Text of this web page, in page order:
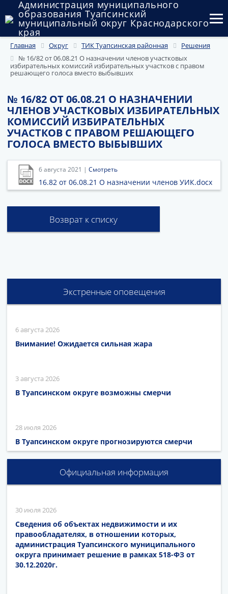
Администрация муниципального
образования Туапсинский
муниципальный округ Краснодарского
края
Округ
Администрация
Государственный и муниципальный контроль
Муниципальное имущество
Публичные слушания и общественные обсуждения
Документы
Главная Округ ТИК Туапсинская районная
Решения
№ 16/82 от 06.08.21 О назначении членов участковых
избирательных комиссий избирательных участков с правом
решающего голоса вместо выбывших
№ 16/82 ОТ 06.08.21 О НАЗНАЧЕНИИ
ЧЛЕНОВ УЧАСТКОВЫХ ИЗБИРАТЕЛЬНЫХ
КОМИССИЙ ИЗБИРАТЕЛЬНЫХ
УЧАСТКОВ С ПРАВОМ РЕШАЮЩЕГО
ГОЛОСА ВМЕСТО ВЫБЫВШИХ
6 августа 2021 | Смотреть
16.82 от 06.08.21 О назначении членов УИК.docx
Возврат к списку
Экстренные оповещения
6 августа 2026
Внимание! Ожидается сильная жара
3 августа 2026
В Туапсинском округе возможны смерчи
28 июля 2026
В Туапсинском округе прогнозируются смерчи
Официальная информация
30 июля 2026
Сведения об объектах недвижимости и их
правообладателях, в отношении которых,
администрация Туапсинского муниципального
округа принимает решение в рамках 518-ФЗ от
30.12.2020г.